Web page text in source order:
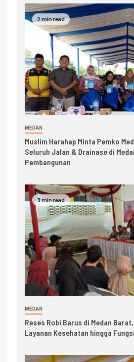
2 min read
MEDAN
Muslim Harahap Minta Pemko
Seluruh Jalan & Drainase di
Pembangunan
3 min read
MEDAN
Reses Robi Barus di Medan
Layanan Kesehatan hingga